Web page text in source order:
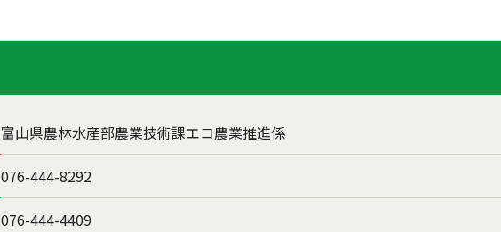
富山県農林水産部農業技術課エコ農業推進係
076-444-8292
076-444-4409